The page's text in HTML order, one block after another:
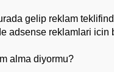
gelip reklam
adsense reklamlari icin
alma diyormu?